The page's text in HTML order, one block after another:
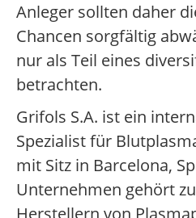
Anleger sollten daher
Chancen sorgfältig
nur als Teil eines
betrachten.
Grifols S.A. ist ein
Spezialist für
mit Sitz in Barcelona,
Unternehmen gehört